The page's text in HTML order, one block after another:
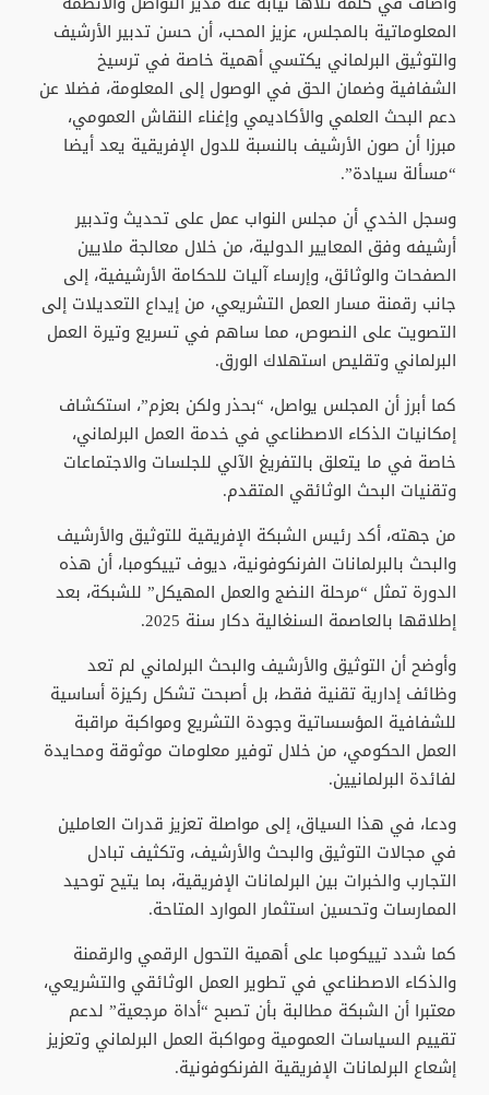
المعلوماتية بالمجلس، عزيز المحب، أن حسن تدبير الأرشيف
والتوثيق البرلماني يكتسي أهمية خاصة في ترسيخ
الشفافية وضمان الحق في الوصول إلى المعلومة، فضلا عن
دعم البحث العلمي والأكاديمي وإغناء النقاش العمومي،
مبرزا أن صون الأرشيف بالنسبة للدول الإفريقية يعد أيضا
“مسألة سيادة”.
وسجل الخدي أن مجلس النواب عمل على تحديث وتدبير
أرشيفه وفق المعايير الدولية، من خلال معالجة ملايين
الصفحات والوثائق، وإرساء آليات للحكامة الأرشيفية، إلى
جانب رقمنة مسار العمل التشريعي، من إيداع التعديلات إلى
التصويت على النصوص، مما ساهم في تسريع وتيرة العمل
البرلماني وتقليص استهلاك الورق.
كما أبرز أن المجلس يواصل، “بحذر ولكن بعزم”، استكشاف
إمكانيات الذكاء الاصطناعي في خدمة العمل البرلماني،
خاصة في ما يتعلق بالتفريغ الآلي للجلسات والاجتماعات
وتقنيات البحث الوثائقي المتقدم.
من جهته، أكد رئيس الشبكة الإفريقية للتوثيق والأرشيف
والبحث بالبرلمانات الفرنكوفونية، ديوف تييكومبا، أن هذه
الدورة تمثل “مرحلة النضج والعمل المهيكل” للشبكة، بعد
إطلاقها بالعاصمة السنغالية دكار سنة 2025.
وأوضح أن التوثيق والأرشيف والبحث البرلماني لم تعد
وظائف إدارية تقنية فقط، بل أصبحت تشكل ركيزة أساسية
للشفافية المؤسساتية وجودة التشريع ومواكبة مراقبة
العمل الحكومي، من خلال توفير معلومات موثوقة ومحايدة
لفائدة البرلمانيين.
ودعا، في هذا السياق، إلى مواصلة تعزيز قدرات العاملين
في مجالات التوثيق والبحث والأرشيف، وتكثيف تبادل
التجارب والخبرات بين البرلمانات الإفريقية، بما يتيح توحيد
الممارسات وتحسين استثمار الموارد المتاحة.
كما شدد تييكومبا على أهمية التحول الرقمي والرقمنة
والذكاء الاصطناعي في تطوير العمل الوثائقي والتشريعي،
معتبرا أن الشبكة مطالبة بأن تصبح “أداة مرجعية” لدعم
تقييم السياسات العمومية ومواكبة العمل البرلماني وتعزيز
إشعاع البرلمانات الإفريقية الفرنكوفونية.